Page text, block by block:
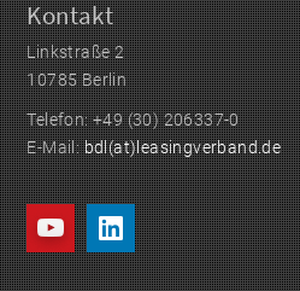
Kontakt
Linkstraße 2
10785 Berlin
Telefon: +49 (30) 206337-0
E-Mail:bdl(at)leasingverband.de